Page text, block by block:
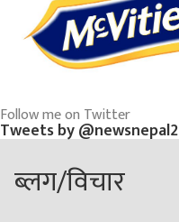
Follow me on Twitter
Tweets by @newsnepal2
ब्लग/विचार